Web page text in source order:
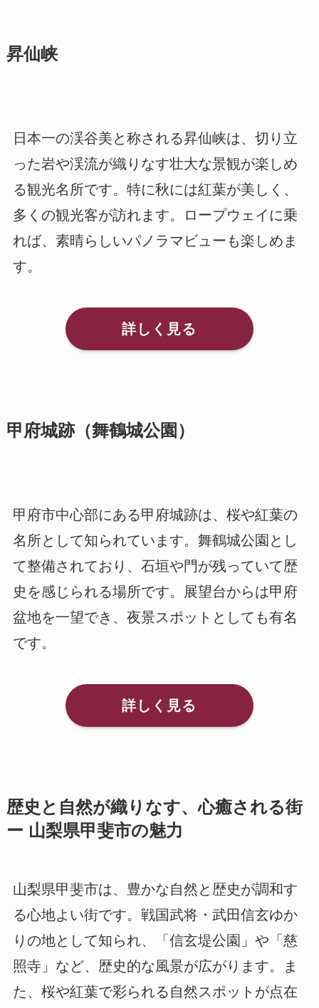
昇仙峡
日本一の渓谷美と称される昇仙峡は、切り立
った岩や渓流が織りなす壮大な景観が楽しめ
る観光名所です。特に秋には紅葉が美しく、
多くの観光客が訪れます。ロープウェイに乗
れば、素晴らしいパノラマビューも楽しめま
す。
詳しく見る
甲府城跡（舞鶴城公園）
甲府市中心部にある甲府城跡は、桜や紅葉の
名所として知られています。舞鶴城公園とし
て整備されており、石垣や門が残っていて歴
史を感じられる場所です。展望台からは甲府
盆地を一望でき、夜景スポットとしても有名
です。
詳しく見る
歴史と自然が織りなす、心癒される街
ー 山梨県甲斐市の魅力
山梨県甲斐市は、豊かな自然と歴史が調和す
る心地よい街です。戦国武将・武田信玄ゆか
りの地として知られ、「信玄堤公園」や「慈
照寺」など、歴史的な風景が広がります。ま
た、桜や紅葉で彩られる自然スポットが点在